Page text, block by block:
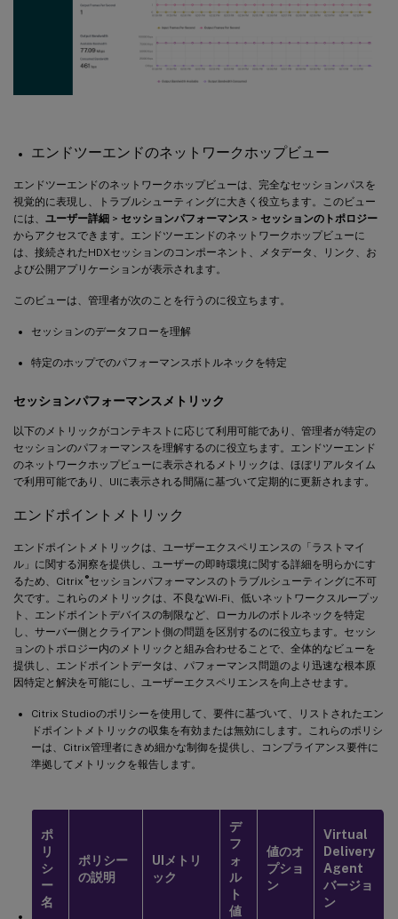
エンドツーエンドのネットワークホップビュー
エンドツーエンドのネットワークホップビューは、完全なセッションパスを
視覚的に表現し、トラブルシューティングに大きく役立ちます。このビュー
には、 ユーザー詳細 > セッションパフォーマンス > セッションのトポロジー
からアクセスできます。エンドツーエンドのネットワークホップビューに
は、接続されたHDXセッションのコンポーネント、メタデータ、リンク、お
よび公開アプリケーションが表示されます。
このビューは、管理者が次のことを行うのに役立ちます。
セッションのデータフローを理解
特定のホップでのパフォーマンスボトルネックを特定
セッションパフォーマンスメトリック
以下のメトリックがコンテキストに応じて利用可能であり、管理者が特定の
セッションのパフォーマンスを理解するのに役立ちます。エンドツーエンド
のネットワークホップビューに表示されるメトリックは、ほぼリアルタイム
で利用可能であり、UIに表示される間隔に基づいて定期的に更新されます。
エンドポイントメトリック
エンドポイントメトリックは、ユーザーエクスペリエンスの「ラストマイ
ル」に関する洞察を提供し、ユーザーの即時環境に関する詳細を明らかにす
るため、Citrix ®セッションパフォーマンスのトラブルシューティングに不可
欠です。これらのメトリックは、不良なWi-Fi、低いネットワークスループッ
ト、エンドポイントデバイスの制限など、ローカルのボトルネックを特定
し、サーバー側とクライアント側の問題を区別するのに役立ちます。セッシ
ョンのトポロジー内のメトリックと組み合わせることで、全体的なビューを
提供し、エンドポイントデータは、パフォーマンス問題のより迅速な根本原
因特定と解決を可能にし、ユーザーエクスペリエンスを向上させます。
Citrix Studioのポリシーを使用して、要件に基づいて、リストされたエン
ドポイントメトリックの収集を有効または無効にします。これらのポリシ
ーは、Citrix管理者にきめ細かな制御を提供し、コンプライアンス要件に
準拠してメトリックを報告します。
ポ
リ
シ
ー
名
ポリシー
の説明
UIメトリ
ック
デ
フ
ォ
ル
ト
値
値のオ
プショ
ン
Virtual
Delivery
Agent
バージョ
ン